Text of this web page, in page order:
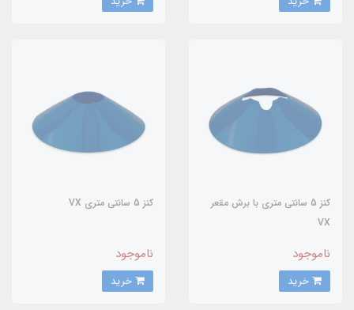
کنز 5 سانتی متری با برش مقعر
VX
ناموجود
کنز 5 سانتی متری VX
ناموجود